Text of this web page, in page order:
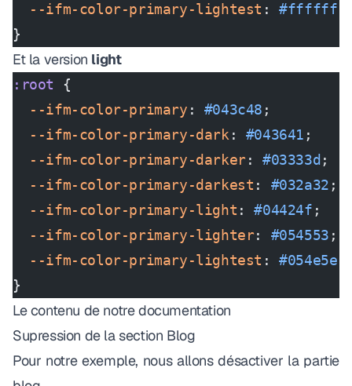
  --ifm-color-primary-lightest
: #ffffff
}
Et la version light
:root {
  --ifm-color-primary
: #043c48 ;
  --ifm-color-primary-dark
: #043641 ;
  --ifm-color-primary-darker
: #03333d ;
  --ifm-color-primary-darkest
: #032a32 ;
  --ifm-color-primary-light
: #04424f ;
  --ifm-color-primary-lighter
: #054553 ;
  --ifm-color-primary-lightest
: #054e5e
}
Le contenu de notre documentation
Supression de la section Blog
Pour notre exemple, nous allonsdésactiver la partie